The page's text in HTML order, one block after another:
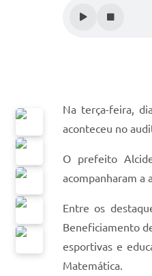
Na terça-feira,
aconteceu no
O prefeito
acompanharam a
Entre os
Beneficiamento
esportivas e
Matemática.